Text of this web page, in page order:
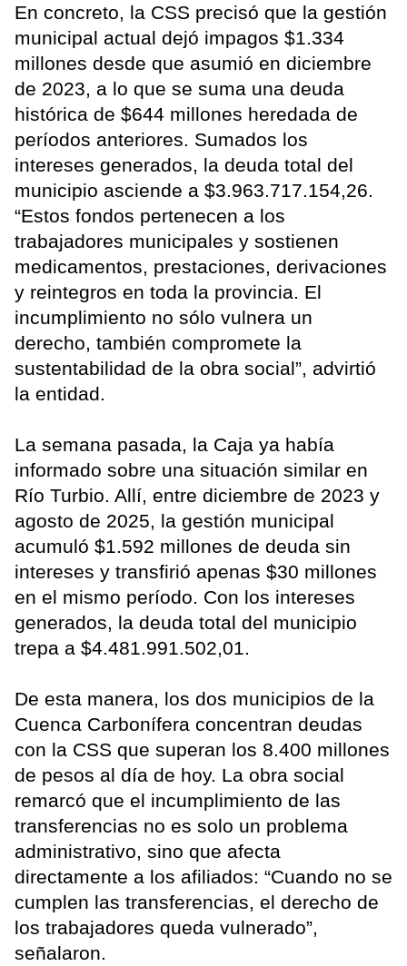
En concreto, la CSS precisó que la gestión
municipal actual dejó impagos $1.334
millones desde que asumió en diciembre
de 2023, a lo que se suma una deuda
histórica de $644 millones heredada de
períodos anteriores. Sumados los
intereses generados, la deuda total del
municipio asciende a $3.963.717.154,26.
“Estos fondos pertenecen a los
trabajadores municipales y sostienen
medicamentos, prestaciones, derivaciones
y reintegros en toda la provincia. El
incumplimiento no sólo vulnera un
derecho, también compromete la
sustentabilidad de la obra social”, advirtió
la entidad.
La semana pasada, la Caja ya había
informado sobre una situación similar en
Río Turbio. Allí, entre diciembre de 2023 y
agosto de 2025, la gestión municipal
acumuló $1.592 millones de deuda sin
intereses y transfirió apenas $30 millones
en el mismo período. Con los intereses
generados, la deuda total del municipio
trepa a $4.481.991.502,01.
De esta manera, los dos municipios de la
Cuenca Carbonífera concentran deudas
con la CSS que superan los 8.400 millones
de pesos al día de hoy. La obra social
remarcó que el incumplimiento de las
transferencias no es solo un problema
administrativo, sino que afecta
directamente a los afiliados: “Cuando no se
cumplen las transferencias, el derecho de
los trabajadores queda vulnerado”,
señalaron.